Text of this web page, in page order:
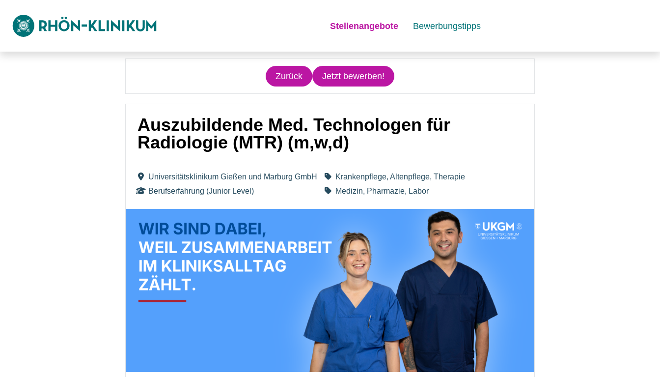
Stellenangebote Bewerbungstipps
Zurück Jetzt bewerben!
Auszubildende Med. Technologen für
Radiologie (MTR) (m,w,d)
Universitätsklinikum Gießen und Marburg GmbH
Berufserfahrung (Junior Level)
Krankenpflege, Altenpflege, Therapie
Medizin, Pharmazie, Labor